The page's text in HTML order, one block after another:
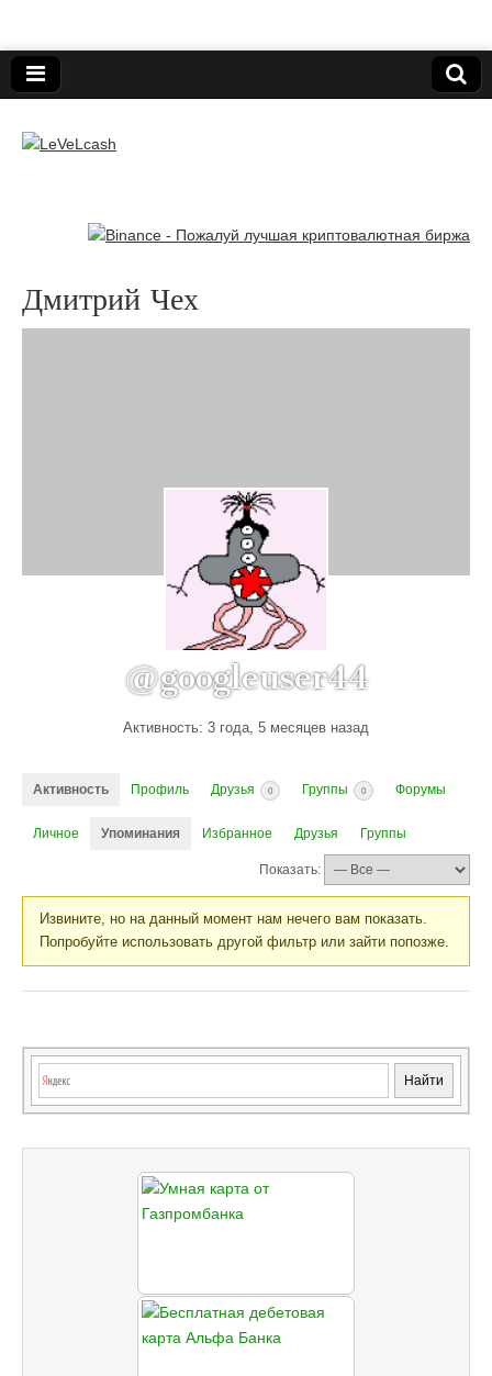
LeVeLcash
Дмитрий Чех
@googleuser44
Активность: 3 года, 5 месяцев назад
Активность Профиль Друзья 0 Группы 0 Форумы
Личное Упоминания Избранное Друзья Группы
Показать:
Извините, но на данный момент нам нечего вам показать.
Попробуйте использовать другой фильтр или зайти попозже.